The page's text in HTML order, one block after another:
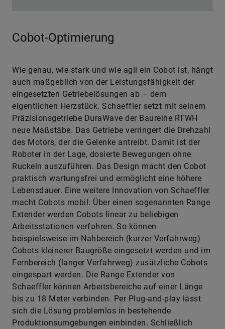
Cobot-Optimierung
Wie genau, wie stark und wie agil ein Cobot ist, hängt
auch maßgeblich von der Leistungsfähigkeit der
eingesetzten Getriebelösungen ab – dem
eigentlichen Herzstück. Schaeffler setzt mit seinem
Präzisionsgetriebe DuraWave der Baureihe RTWH
neue Maßstäbe. Das Getriebe verringert die Drehzahl
des Motors, der die Gelenke antreibt. Damit ist der
Roboter in der Lage, dosierte Bewegungen ohne
Ruckeln auszuführen. Das Design macht den Cobot
praktisch wartungsfrei und ermöglicht eine höhere
Lebensdauer. Eine weitere Innovation von Schaeffler
macht Cobots mobil: Über einen sogenannten Range
Extender werden Cobots linear zu beliebigen
Arbeitsstationen verfahren. So können
beispielsweise im Nahbereich (kurzer Verfahrweg)
Cobots kleinerer Baugröße eingesetzt werden und im
Fernbereich (langer Verfahrweg) zusätzliche Cobots
eingespart werden. Die Range Extender von
Schaeffler können Arbeitsbereiche auf einer Länge
bis zu 18 Meter verbinden. Per Plug-and-play lässt
sich die Lösung problemlos in bestehende
Produktionsumgebungen einbinden. Schließlich